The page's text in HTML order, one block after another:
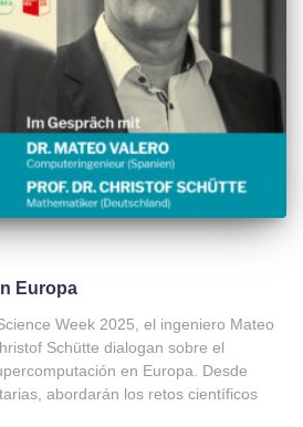
Europa
Week 2025, el ingeniero Mateo
Schütte dialogan sobre el
en Europa. Desde
abordarán los retos científicos